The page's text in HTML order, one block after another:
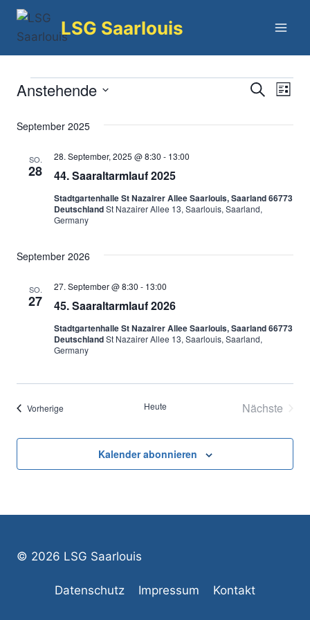
Zum
LSG Saarlouis
Veranstaltungen
Suche
SucheListe
Anstehende
wählen.
September 2025
SO.
28 44. Saaraltarmlauf 2025
28. September, 2025 @ 8:30 - 13:00
Stadtgartenhalle St Nazairer Allee Saarlouis, Saarland 66773
DeutschlandSt Nazairer Allee 13, Saarlouis, Saarland,
Germany
September 2026
SO.
27 45. Saaraltarmlauf 2026
27. September @ 8:30 - 13:00
Stadtgartenhalle St Nazairer Allee Saarlouis, Saarland 66773
DeutschlandSt Nazairer Allee 13, Saarlouis, Saarland,
Germany
Vorherige Heute
Nächste
Kalender abonnieren
© 2026 LSG Saarlouis
Datenschutz Impressum Kontakt